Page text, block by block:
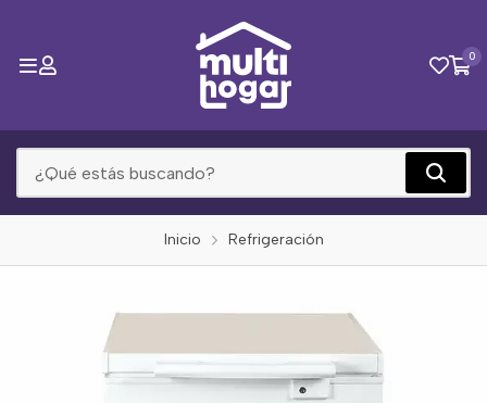
0
Inicio Refrigeración